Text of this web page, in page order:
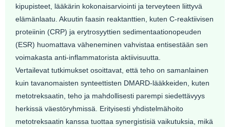
kipupisteet, lääkärin kokonaisarviointi ja terveyteen liittyvä
elämänlaatu. Akuutin faasin reaktanttien, kuten C-reaktiivisen
proteiinin (CRP) ja erytrosyyttien sedimentaationopeuden
(ESR) huomattava väheneminen vahvistaa entisestään sen
voimakasta anti-inflammatorista aktiivisuutta.
Vertailevat tutkimukset osoittavat, että teho on samanlainen
kuin tavanomaisten synteettisten DMARD-lääkkeiden, kuten
metotreksaatin, teho ja mahdollisesti parempi siedettävyys
herkissä väestöryhmissä. Erityisesti yhdistelmähoito
metotreksaatin kanssa tuottaa synergistisiä vaikutuksia, mikä